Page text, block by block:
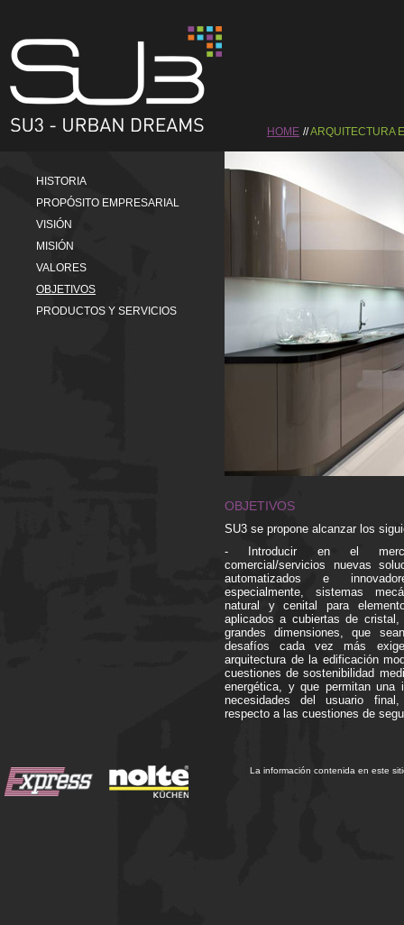
HOME ARQUITECTURA
HISTORIA
PROPÓSITO EMPRESARIAL
VISIÓN
MISIÓN
VALORES
OBJETIVOS
PRODUCTOS Y SERVICIOS
OBJETIVOS
SU3 se propone alcanzar los
- Introducir en el
comercial/servicios nuevas
automatizados e
especialmente, sistemas
natural y cenital para
aplicados a cubiertas de
grandes dimensiones, que
desafíos cada vez más
arquitectura de la edificación
cuestiones de sostenibilidad
energética, y que permitan una
necesidades del usuario
respecto a las cuestiones de
La información contenida en este